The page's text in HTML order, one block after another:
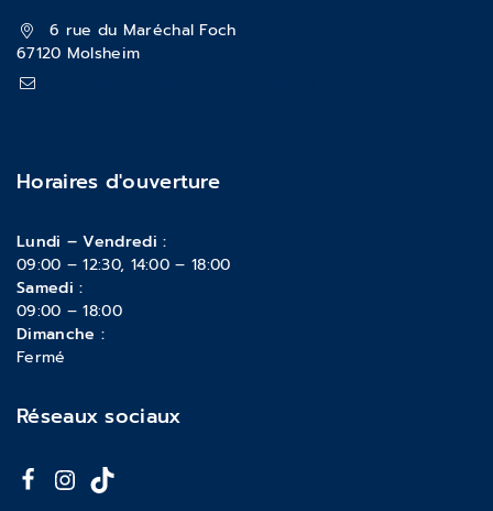
6 rue du Maréchal Foch
67120 Molsheim
Horaires d'ouverture
Lundi – Vendredi :
09:00 – 12:30, 14:00 – 18:00
Samedi :
09:00 – 18:00
Dimanche :
Fermé
Réseaux sociaux